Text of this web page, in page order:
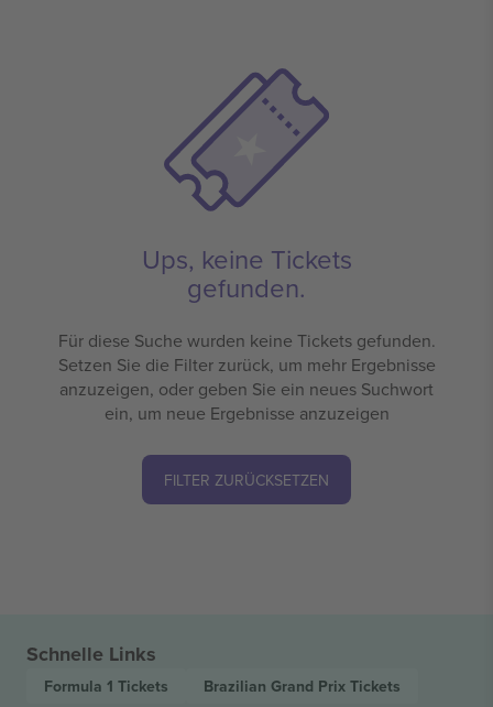
Ups, keine Tickets
gefunden.
Für diese Suche wurden keine Tickets gefunden.
Setzen Sie die Filter zurück, um mehr Ergebnisse
anzuzeigen, oder geben Sie ein neues Suchwort
ein, um neue Ergebnisse anzuzeigen
FILTER ZURÜCKSETZEN
Schnelle Links
Formula 1 Tickets Brazilian Grand Prix Tickets